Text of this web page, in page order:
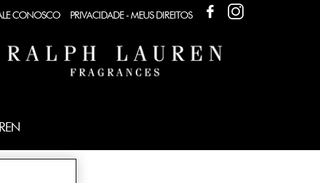
CONOSCO PRIVACIDADE - MEUS DIREITOS
FACEBOOK